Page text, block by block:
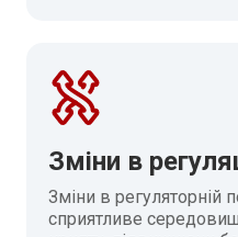
Зміни в
Зміни в регуляторній
сприятливе